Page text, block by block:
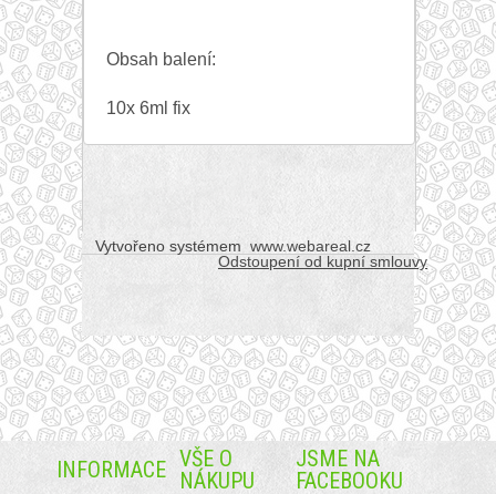
Obsah balení:
10x 6ml fix
Vytvořeno systémem www.webareal.cz
Odstoupení od kupní smlouvy
INFORMACE VŠE O
NÁKUPU
JSME NA
FACEBOOKU